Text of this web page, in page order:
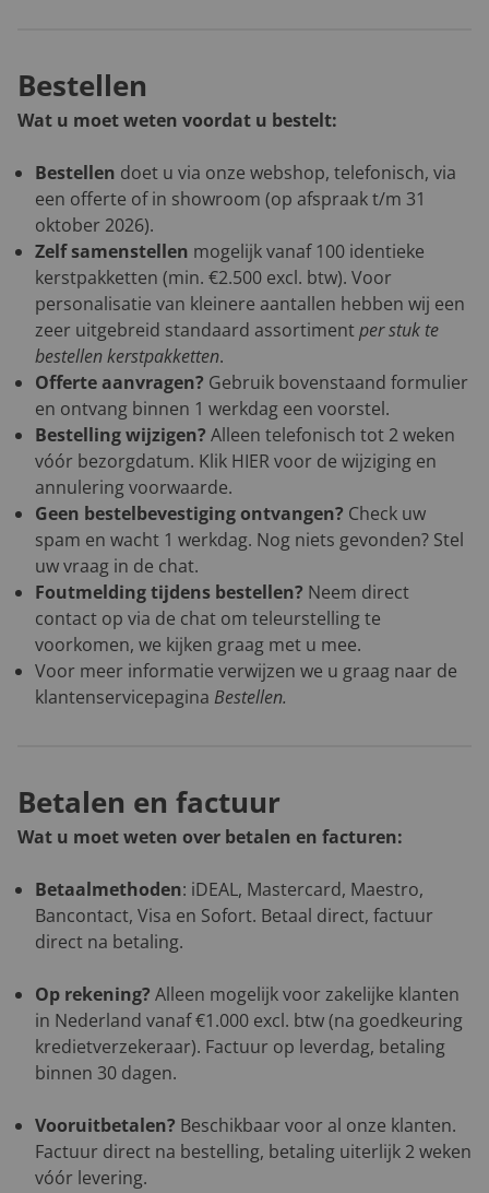
Bestellen
Wat u moet weten voordat u bestelt:
Bestellen doet u via onze webshop, telefonisch, via
een offerte of in showroom (op afspraak t/m 31
oktober 2026).
Zelf samenstellen mogelijk vanaf 100 identieke
kerstpakketten (min. €2.500 excl. btw). Voor
personalisatie van kleinere aantallen hebben wij een
zeer uitgebreid standaard assortimentper stuk te
bestellen kerstpakketten.
Offerte aanvragen? Gebruik bovenstaand formulier
en ontvang binnen 1 werkdag een voorstel.
Bestelling wijzigen? Alleen telefonisch tot 2 weken
vóór bezorgdatum. Klik HIERvoor de wijziging en
annulering voorwaarde.
Geen bestelbevestiging ontvangen? Check uw
spam en wacht 1 werkdag. Nog niets gevonden? Stel
uw vraag in de chat.
Foutmelding tijdens bestellen? Neem direct
contact op via de chat om teleurstelling te
voorkomen, we kijken graag met u mee.
Voor meer informatie verwijzen we u graag naar de
klantenservicepagina Bestellen.
Betalen en factuur
Wat u moet weten over betalen en facturen:
Betaalmethoden: iDEAL, Mastercard, Maestro,
Bancontact, Visa en Sofort. Betaal direct, factuur
direct na betaling.
Op rekening? Alleen mogelijk voor zakelijke klanten
in Nederland vanaf €1.000 excl. btw (na goedkeuring
kredietverzekeraar). Factuur op leverdag, betaling
binnen 30 dagen.
Vooruitbetalen? Beschikbaar voor al onze klanten.
Factuur direct na bestelling, betaling uiterlijk 2 weken
vóór levering.